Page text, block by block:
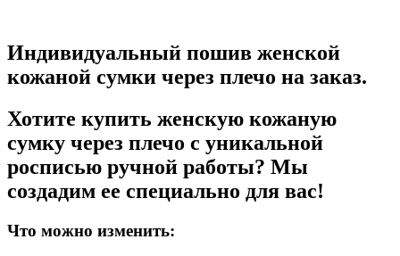
Индивидуальный пошив женской
кожаной сумки через плечо на заказ.
Хотите купить женскую кожаную
сумку через плечо с уникальной
росписью ручной работы? Мы
создадим ее специально для вас!
Что можно изменить: